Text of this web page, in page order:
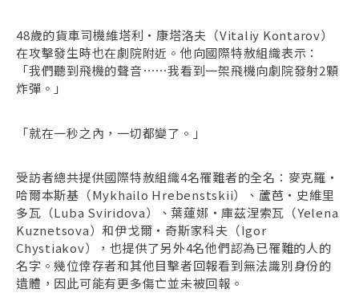
48歲的貨車司機維塔利・康塔洛夫（Vitaliy Kontarov）
在攻擊發生時也在劇院附近。他向國際特赦組織表示：
「我們聽到飛機的聲音⋯⋯我看到一架飛機向劇院發射2顆
炸彈。」
「就在一秒之內，一切都變了。」
受訪者總共提供國際特赦組織4名罹難者的全名：麥克羅・
哈爾本斯基（Mykhailo Hrebenstskii）、蘆芭・史維里
多瓦（Luba Sviridova）、葉蓮娜・庫茲涅索瓦（Yelena
Kuznetsova）和伊戈爾・奇斯家科夫（Igor
Chystiakov），也提供了另外4名他們認為已罹難的人的
名字。幾位倖存者和其他目擊者回報看到無法識別身份的
遺體，因此可能有更多傷亡並未被回報。